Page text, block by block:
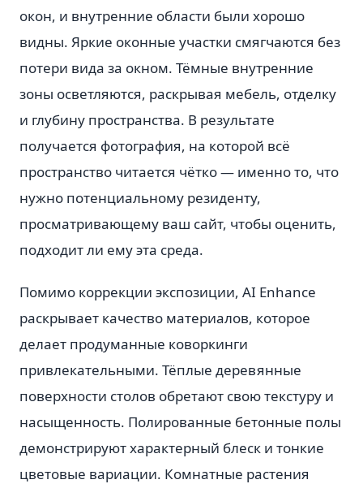
окон, и внутренние области были хорошо
видны. Яркие оконные участки смягчаются без
потери вида за окном. Тёмные внутренние
зоны осветляются, раскрывая мебель, отделку
и глубину пространства. В результате
получается фотография, на которой всё
пространство читается чётко — именно то, что
нужно потенциальному резиденту,
просматривающему ваш сайт, чтобы оценить,
подходит ли ему эта среда.
Помимо коррекции экспозиции, AI Enhance
раскрывает качество материалов, которое
делает продуманные коворкинги
привлекательными. Тёплые деревянные
поверхности столов обретают свою текстуру и
насыщенность. Полированные бетонные полы
демонстрируют характерный блеск и тонкие
цветовые вариации. Комнатные растения